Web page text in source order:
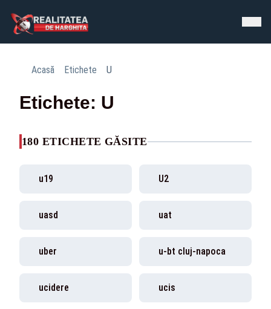
Acasă Etichete U
Etichete: U
180 ETICHETE GĂSITE
u19 U2
uasd uat
uber u-bt cluj-napoca
ucidere ucis